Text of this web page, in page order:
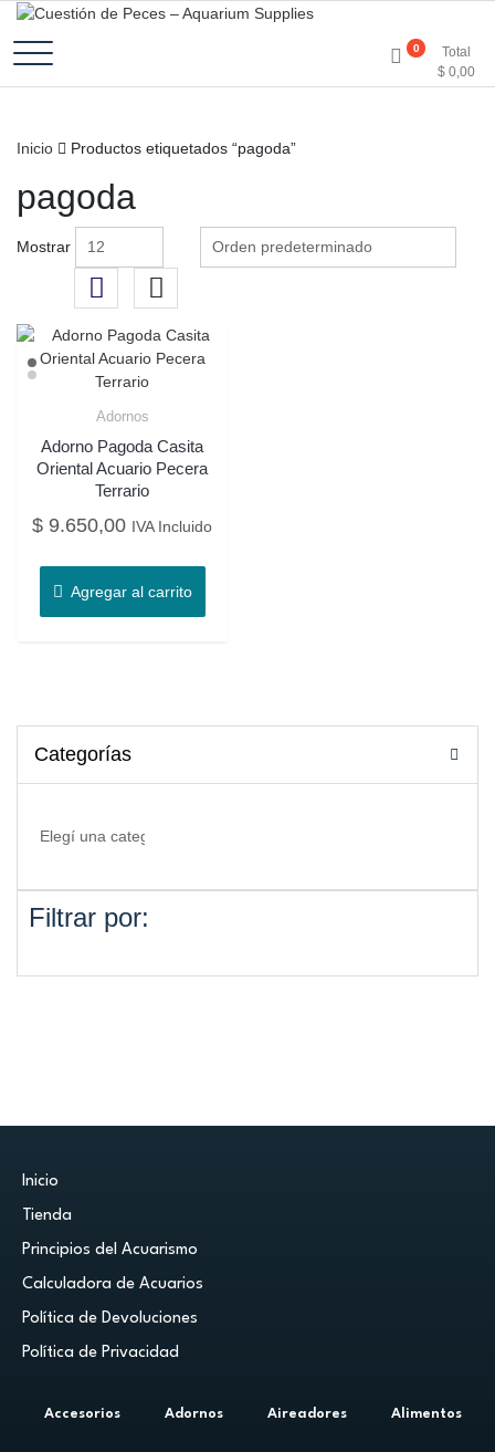
Cuestión de Peces –
Aquarium Supplies
0
Total
$ 0,00
Inicio Productos etiquetados “pagoda”
pagoda
Mostrar
Adornos
Adorno Pagoda Casita
Oriental Acuario Pecera
Terrario
$ 9.650,00 IVA Incluido
Agregar al carrito
Categorías
Filtrar por:
Inicio
Tienda
Principios del Acuarismo
Calculadora de Acuarios
Política de Devoluciones
Política de Privacidad
Accesorios Adornos Aireadores Alimentos